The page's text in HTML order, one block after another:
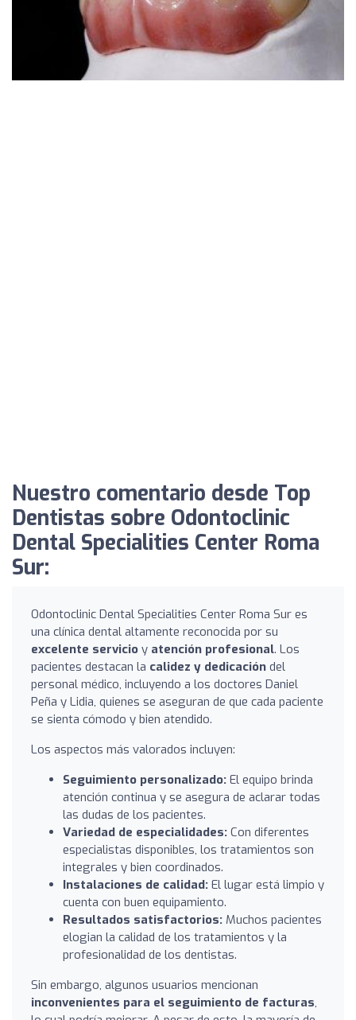
Nuestro comentario desde Top
Dentistas sobre Odontoclinic
Dental Specialities Center Roma
Sur:
Odontoclinic Dental Specialities Center Roma Sur es
una clínica dental altamente reconocida por su
excelente servicio y atención profesional. Los
pacientes destacan la calidez y dedicación del
personal médico, incluyendo a los doctores Daniel
Peña y Lidia, quienes se aseguran de que cada paciente
se sienta cómodo y bien atendido.
Los aspectos más valorados incluyen:
Seguimiento personalizado: El equipo brinda
atención continua y se asegura de aclarar todas
las dudas de los pacientes.
Variedad de especialidades: Con diferentes
especialistas disponibles, los tratamientos son
integrales y bien coordinados.
Instalaciones de calidad: El lugar está limpio y
cuenta con buen equipamiento.
Resultados satisfactorios: Muchos pacientes
elogian la calidad de los tratamientos y la
profesionalidad de los dentistas.
Sin embargo, algunos usuarios mencionan
inconvenientes para el seguimiento de facturas,